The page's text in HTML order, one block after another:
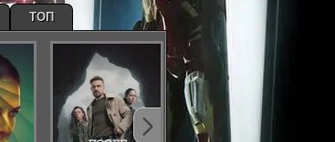
ТОП